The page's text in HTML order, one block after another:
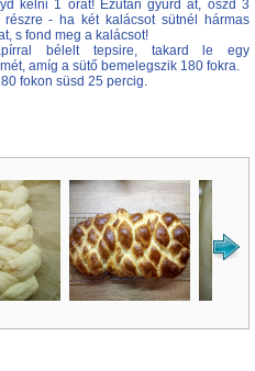
kelni 1 órát! Ezután gyúrd át, oszd 3
- ha két kalácsot sütnél hármas
s fond meg a kalácsot!
bélelt tepsire, takard le egy
amíg a sütő bemelegszik 180 fokra.
fokon süsd 25 percig.